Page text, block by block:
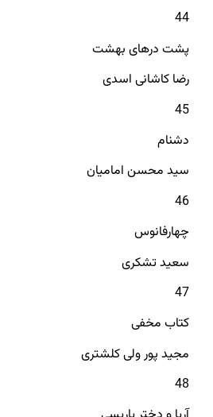
44
پشت درهای بهشت
رضا کاشانی اسدی
45
دشنام
سید محسن امامیان
46
چهارفانوس
سعید تشکری
47
کتاب مخفی
مجید پور ولی کلشتری
48